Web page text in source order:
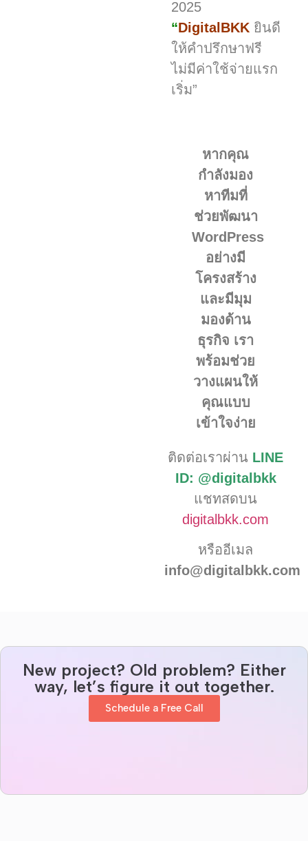
2025
“DigitalBKK ยินดี
ให้คำปรึกษาฟรี
ไม่มีค่าใช้จ่ายแรก
เริ่ม”
หากคุณ
กำลังมอง
หาทีมที่
ช่วยพัฒนา
WordPress
อย่างมี
โครงสร้าง
และมีมุม
มองด้าน
ธุรกิจ เรา
พร้อมช่วย
วางแผนให้
คุณแบบ
เข้าใจง่าย
ติดต่อเราผ่าน LINE
ID: @digitalbkk
แชทสดบน
digitalbkk.com
หรืออีเมล
info@digitalbkk.com
New project? Old problem? Either
way, let’s figure it out together.
Schedule a Free Call